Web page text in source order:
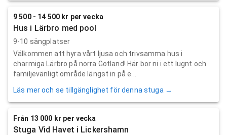
9 500 - 14 500 kr per vecka
Hus i Lärbro med pool
9-10 sängplatser
Välkommen att hyra vårt ljusa och trivsamma hus i
charmiga Lärbro på norra Gotland! Här bor ni i ett lugnt och
familjevänligt område längst in på e...
Läs mer och se tillgänglighet för denna stuga →
Från 13 000 kr per vecka
Stuga Vid Havet i Lickershamn